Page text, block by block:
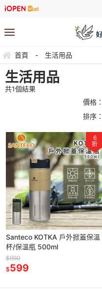
首頁 - 生活用品
生活用品
共1個結果
價格：
排序：
6
折
Santeco KOTKA 戶外掀蓋保溫
杯/保溫瓶 500ml
$990
$599